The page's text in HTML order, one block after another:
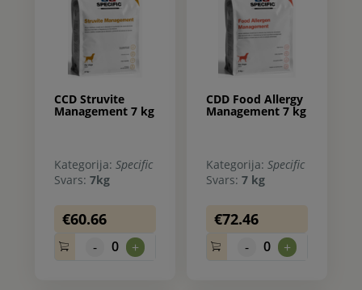
CCD Struvite
Management 7 kg
Kategorija: Specific
Svars: 7kg
€60.66
- 0 +
CDD Food Allergy
Management 7 kg
Kategorija: Specific
Svars: 7 kg
€72.46
- 0 +